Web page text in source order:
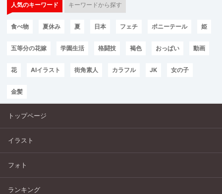
人気のキーワード キーワードから探す
食べ物 夏休み 夏 日本 フェチ ポニーテール 姫
五等分の花嫁 学園生活 格闘技 褐色 おっぱい 動画
花 AIイラスト 街角素人 カラフル JK 女の子
金髪
トップページ
イラスト
フォト
ランキング